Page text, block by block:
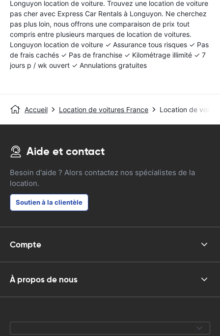
Longuyon location de voiture. Trouvez une location de voiture
pas cher avec Express Car Rentals à Longuyon. Ne cherchez
pas plus loin, nous offrons une comparaison de prix tout
compris entre plusieurs marques de location de voitures.
Longuyon location de voiture ✓ Assurance tous risques ✓ Pas
de frais cachés ✓ Pas de franchise ✓ Kilométrage illimité ✓ 7
jours p / wk ouvert ✓ Annulations gratuites
Accueil Location de voitures France Location de
Aide et contact
Besoin d'aide ? Alors contactez nos spécialistes de la
location.
Soutien à la clientèle
Compte
À propos de nous